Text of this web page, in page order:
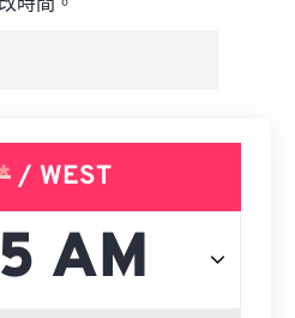
時間。
/ WEST